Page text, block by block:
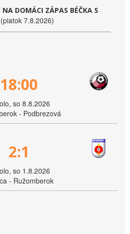
NA DOMÁCI ZÁPAS BÉČKA S
(piatok 7.8.2026)
18:00
so 8.8.2026
- Podbrezová
2:1
so 1.8.2026
- Ružomberok